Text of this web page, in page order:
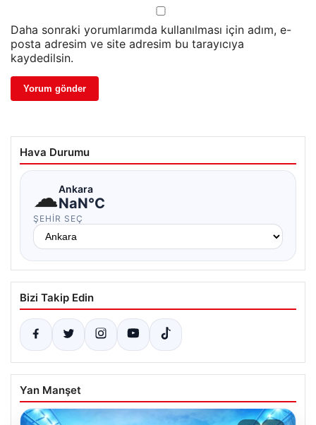
Daha sonraki yorumlarımda kullanılması için adım, e-
posta adresim ve site adresim bu tarayıcıya
kaydedilsin.
Hava Durumu
☁Ankara
NaN°C
ŞEHIR SEÇ
Bizi Takip Edin
Yan Manşet